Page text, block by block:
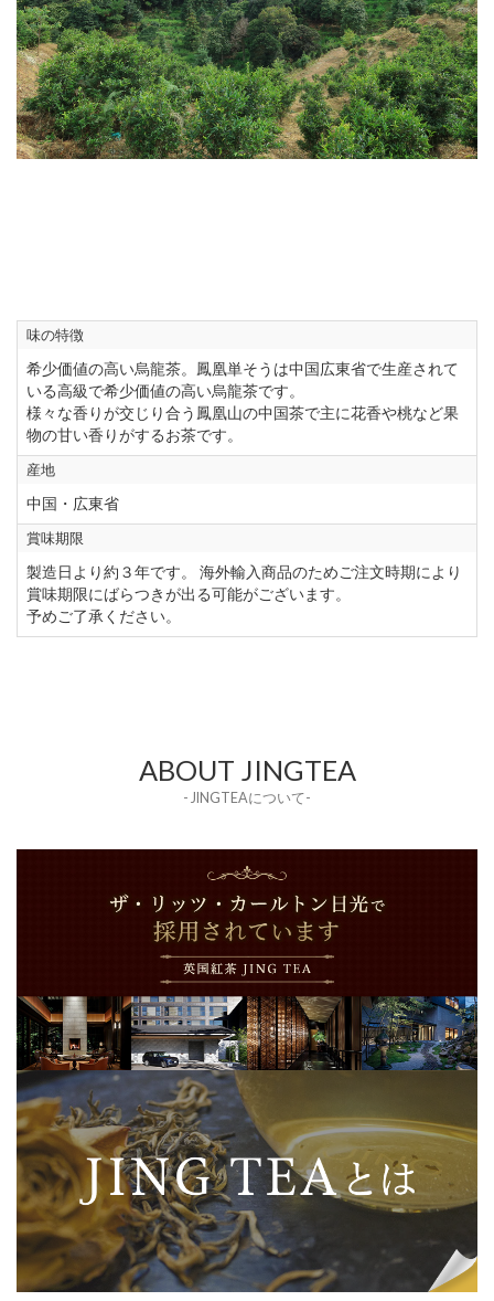
味の特徴
希少価値の高い烏龍茶。鳳凰単そうは中国広東省で生産されて
いる高級で希少価値の高い烏龍茶です。
様々な香りが交じり合う鳳凰山の中国茶で主に花香や桃など果
物の甘い香りがするお茶です。
産地
中国・広東省
賞味期限
製造日より約３年です。 海外輸入商品のためご注文時期により
賞味期限にばらつきが出る可能がございます。
予めご了承ください。
ABOUT JINGTEA
- JINGTEAについて-